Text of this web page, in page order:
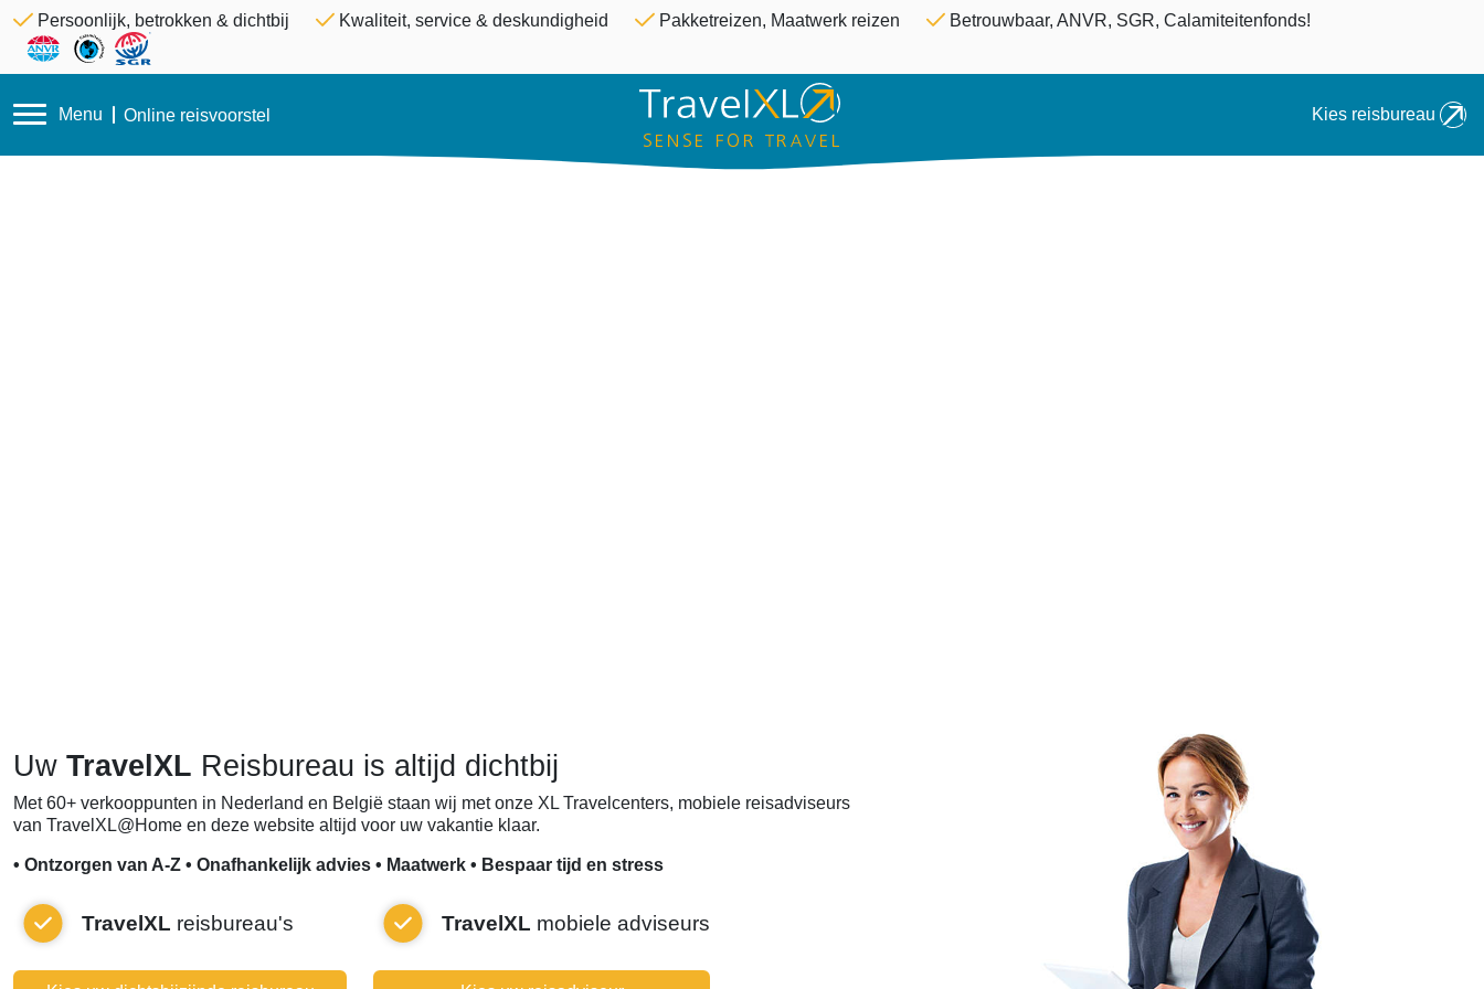
Overslaan en naar de inhoud gaan
Persoonlijk, betrokken & dichtbij Kwaliteit, service & deskundigheid Pakketreizen, Maatwerk reizen Betrouwbaar, ANVR, SGR, Calamiteitenfonds!
Menu Online reisvoorstel Kies reisbureau
Uw TravelXL Reisbureau is altijd dichtbij
Met 60+ verkooppunten in Nederland en België staan wij met onze XL Travelcenters, mobiele reisadviseurs
van TravelXL@Home en deze website altijd voor uw vakantie klaar.
• Ontzorgen van A-Z • Onafhankelijk advies • Maatwerk • Bespaar tijd en stress
TravelXL reisbureau's TravelXL mobiele adviseurs